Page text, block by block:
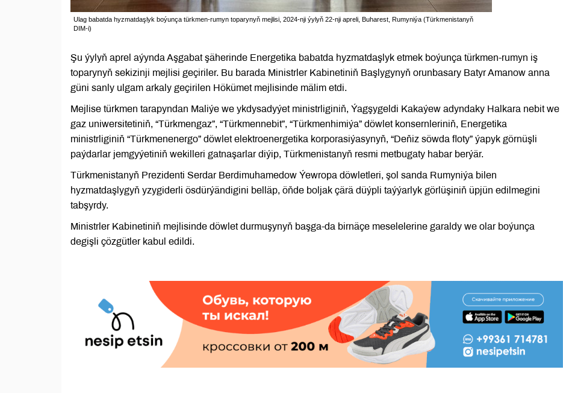
Ulag babatda hyzmatdaşlyk boýunça türkmen-rumyn toparynyň mejlisi, 2024-nji ýylyň 22-nji apreli, Buharest, Rumyniýa (Türkmenistanyň
DIM-i)
Şu ýylyň aprel aýynda Aşgabat şäherinde Energetika babatda hyzmatdaşlyk etmek boýunça türkmen-rumyn iş
toparynyň sekizinji mejlisi geçiriler. Bu barada Ministrler Kabinetiniň Başlygynyň orunbasary Batyr Amanow anna
güni sanly ulgam arkaly geçirilen Hökümet mejlisinde mälim etdi.
Mejlise türkmen tarapyndan Maliýe we ykdysadyýet ministrliginiň, Ýagşygeldi Kakaýew adyndaky Halkara nebit we
gaz uniwersitetiniň, “Türkmengaz”, “Türkmennebit”, “Türkmenhimiýa” döwlet konsernleriniň, Energetika
ministrliginiň “Türkmenenergo” döwlet elektroenergetika korporasiýasynyň, “Deňiz söwda floty” ýapyk görnüşli
paýdarlar jemgyýetiniň wekilleri gatnaşarlar diýip, Türkmenistanyň resmi metbugaty habar berýär.
Türkmenistanyň Prezidenti Serdar Berdimuhamedow Ýewropa döwletleri, şol sanda Rumyniýa bilen
hyzmatdaşlygyň yzygiderli ösdürýändigini belläp, öňde boljak çärä düýpli taýýarlyk görlüşiniň üpjün edilmegini
tabşyrdy.
Ministrler Kabinetiniň mejlisinde döwlet durmuşynyň başga-da birnäçe meselelerine garaldy we olar boýunça
degişli çözgütler kabul edildi.